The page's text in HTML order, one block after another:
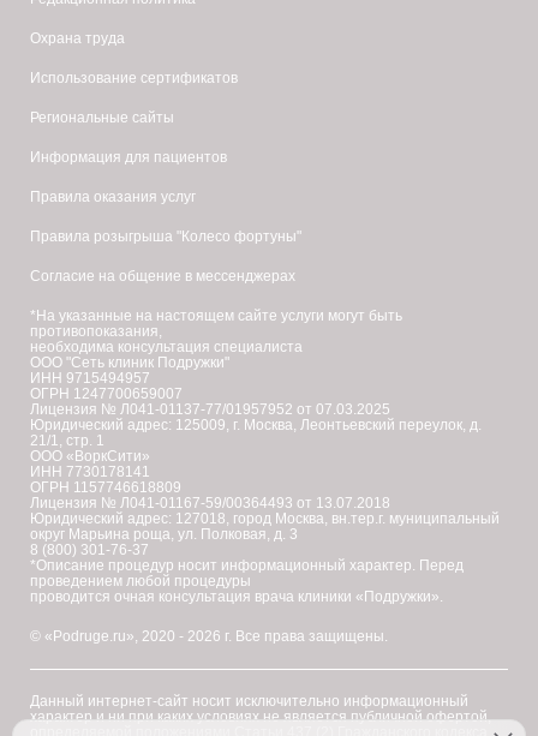
Охрана труда
Использование сертификатов
Региональные сайты
Информация для пациентов
Правила оказания услуг
Правила розыгрыша "Колесо фортуны"
Согласие на общение в мессенджерах
*На указанные на настоящем сайте услуги могут быть
противопоказания,
необходима консультация специалиста
ООО "Сеть клиник Подружки"
ИНН 9715494957
ОГРН 1247700659007
Лицензия № Л041-01137-77/01957952 от 07.03.2025
Юридический адрес: 125009, г. Москва, Леонтьевский переулок, д.
21/1, стр. 1
ООО «ВоркСити»
ИНН 7730178141
ОГРН 1157746618809
Лицензия № Л041-01167-59/00364493 от 13.07.2018
Юридический адрес: 127018, город Москва, вн.тер.г. муниципальный
округ Марьина роща, ул. Полковая, д. 3
8 (800) 301-76-37
*Описание процедур носит информационный характер. Перед
проведением любой процедуры
проводится очная консультация врача клиники «Подружки».
© «Podruge.ru», 2020 - 2026 г. Все права защищены.
Данный интернет-сайт носит исключительно информационный
характер и ни при каких условиях не является публичной офертой,